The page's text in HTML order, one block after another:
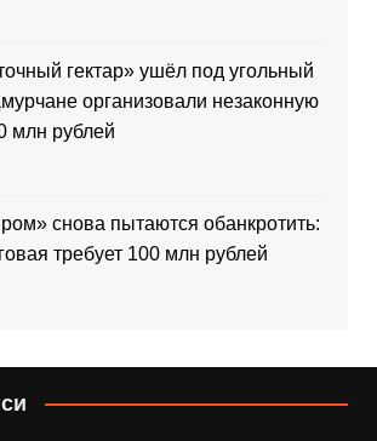
гектар» ушёл под угольный
организовали незаконную
млн рублей
снова пытаются обанкротить:
требует 100 млн рублей